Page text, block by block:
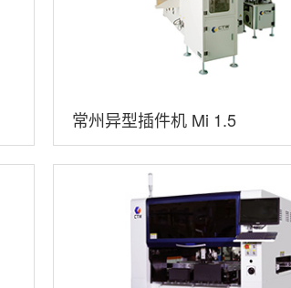
常州异型插件机 Mi 1.5